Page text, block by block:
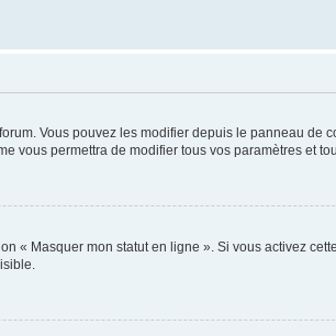
Vous pouvez les modifier depuis le panneau de
vous permettra de modifier tous vos paramètres et
« Masquer mon statut en ligne ». Si vous activez